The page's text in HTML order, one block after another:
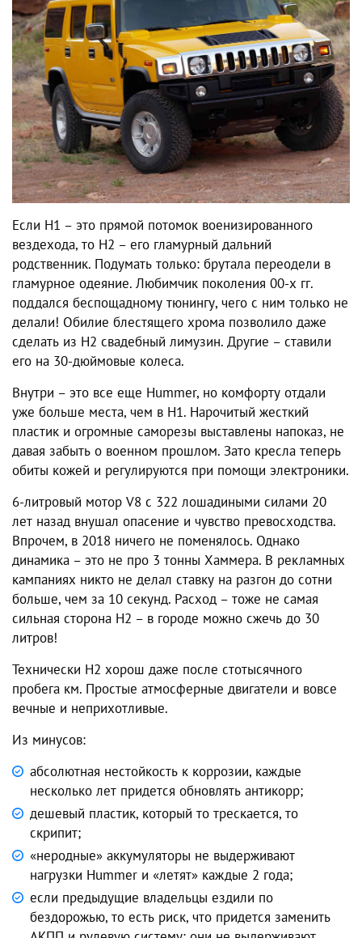
Если H1 – это прямой потомок военизированного
вездехода, то H2 – его гламурный дальний
родственник. Подумать только: брутала переодели в
гламурное одеяние. Любимчик поколения 00-х гг.
поддался беспощадному тюнингу, чего с ним только не
делали! Обилие блестящего хрома позволило даже
сделать из H2 свадебный лимузин. Другие – ставили
его на 30-дюймовые колеса.
Внутри – это все еще Hummer, но комфорту отдали
уже больше места, чем в H1. Нарочитый жесткий
пластик и огромные саморезы выставлены напоказ, не
давая забыть о военном прошлом. Зато кресла теперь
обиты кожей и регулируются при помощи электроники.
6-литровый мотор V8 с 322 лошадиными силами 20
лет назад внушал опасение и чувство превосходства.
Впрочем, в 2018 ничего не поменялось. Однако
динамика – это не про 3 тонны Хаммера. В рекламных
кампаниях никто не делал ставку на разгон до сотни
больше, чем за 10 секунд. Расход – тоже не самая
сильная сторона H2 – в городе можно сжечь до 30
литров!
Технически H2 хорош даже после стотысячного
пробега км. Простые атмосферные двигатели и вовсе
вечные и неприхотливые.
Из минусов:
абсолютная нестойкость к коррозии, каждые
несколько лет придется обновлять антикорр;
дешевый пластик, который то трескается, то
скрипит;
«неродные» аккумуляторы не выдерживают
нагрузки Hummer и «летят» каждые 2 года;
если предыдущие владельцы ездили по
бездорожью, то есть риск, что придется заменить